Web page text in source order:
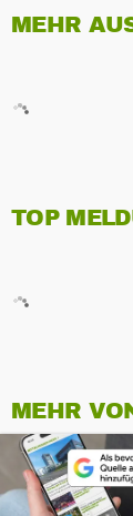
MEHR
TOP
MEHR